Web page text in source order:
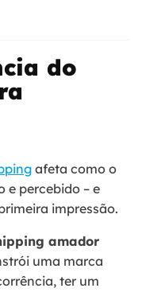
do
afeta como o
e percebido – e
impressão.
amador
uma marca
ter um